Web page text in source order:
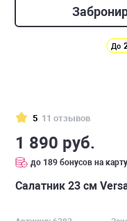
До
5 11 отзывов
1 890 руб.
до 189 бонусов на карту
Салатник 23 см